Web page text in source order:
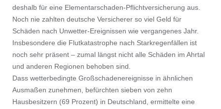
deshalb für eine Elementarschaden-Pflichtversicherung aus.
Noch nie zahlten deutsche Versicherer so viel Geld für
Schäden nach Unwetter-Ereignissen wie vergangenes Jahr.
Insbesondere die Flutkatastrophe nach Starkregenfällen ist
noch sehr präsent – zumal längst nicht alle Schäden im Ahrtal
und anderen Regionen behoben sind.
Dass wetterbedingte Großschadenereignisse in ähnlichen
Ausmaßen zunehmen, befürchten sieben von zehn
Hausbesitzern (69 Prozent) in Deutschland, ermittelte eine